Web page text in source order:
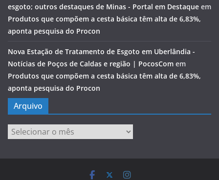
esgoto; outros destaques de Minas - Portal em Destaque em
Produtos que compõem a cesta básica têm alta de 6,83%,
aponta pesquisa do Procon
Nova Estação de Tratamento de Esgoto em Uberlândia -
Notícias de Poços de Caldas e região | PocosCom em
Produtos que compõem a cesta básica têm alta de 6,83%,
aponta pesquisa do Procon
Arquivo
Arquivo